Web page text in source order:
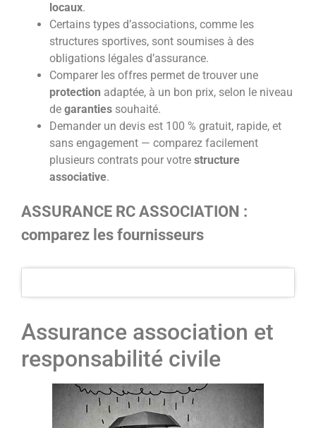
locaux.
Certains types d’associations, comme les
structures sportives, sont soumises à des
obligations légales d’assurance.
Comparer les offres permet de trouver une
protection adaptée, à un bon prix, selon le niveau
de garanties souhaité.
Demander un devis est 100 % gratuit, rapide, et
sans engagement — comparez facilement
plusieurs contrats pour votre structure
associative.
ASSURANCE RC ASSOCIATION :
comparez les fournisseurs
Assurance association et
responsabilité civile